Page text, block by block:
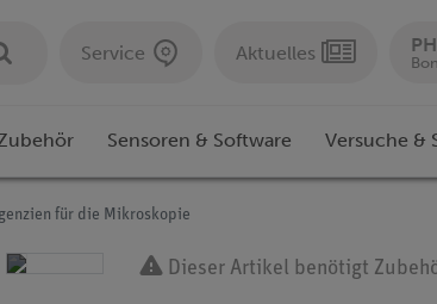
Service Aktuelles
Sensoren & Software Versuche &
für die Mikroskopie
Dieser Artikel benötigt